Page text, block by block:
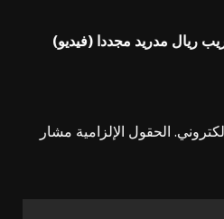
ريال مدريد مجددا (فيديو)
الحقول الإلزامية مشار